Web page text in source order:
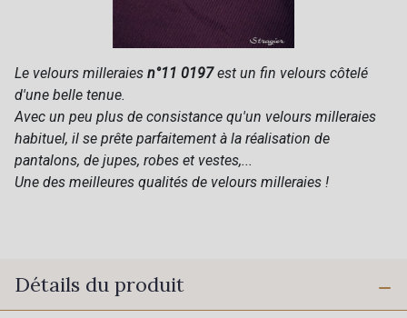
Le velours milleraies n°11 0197est un fin velours côtelé
d'une belle tenue.
Avec un peu plus de consistance qu'un velours milleraies
habituel, il se prête parfaitement à la réalisation de
pantalons, de jupes, robes et vestes,...
Une des meilleures qualités de velours milleraies !
Détails du produit